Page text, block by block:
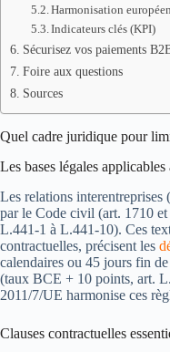
Harmonisation
Indicateurs clés (KPI)
Sécurisez vos paiements
Foire aux questions
Sources
Quel cadre juridique pour
Les bases légales applicables
Les relations interentreprises
par le Code civil (art. 1710
L.441-1 à L.441-10). Ces
contractuelles, précisent les
calendaires ou 45 jours fin
(taux BCE + 10 points, art.
2011/7/UE harmonise ces
Clauses contractuelles